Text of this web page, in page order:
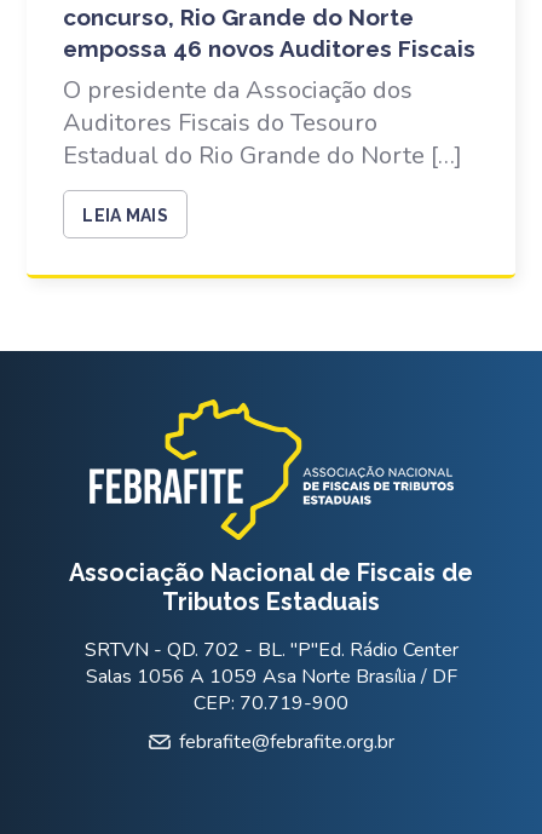
concurso, Rio Grande do Norte
empossa 46 novos Auditores Fiscais
O presidente da Associação dos
Auditores Fiscais do Tesouro
Estadual do Rio Grande do Norte […]
LEIA MAIS
Associação Nacional de Fiscais de
Tributos Estaduais
SRTVN - QD. 702 - BL. "P"Ed. Rádio Center
Salas 1056 A 1059 Asa Norte Brasília / DF
CEP: 70.719-900
febrafite@febrafite.org.br